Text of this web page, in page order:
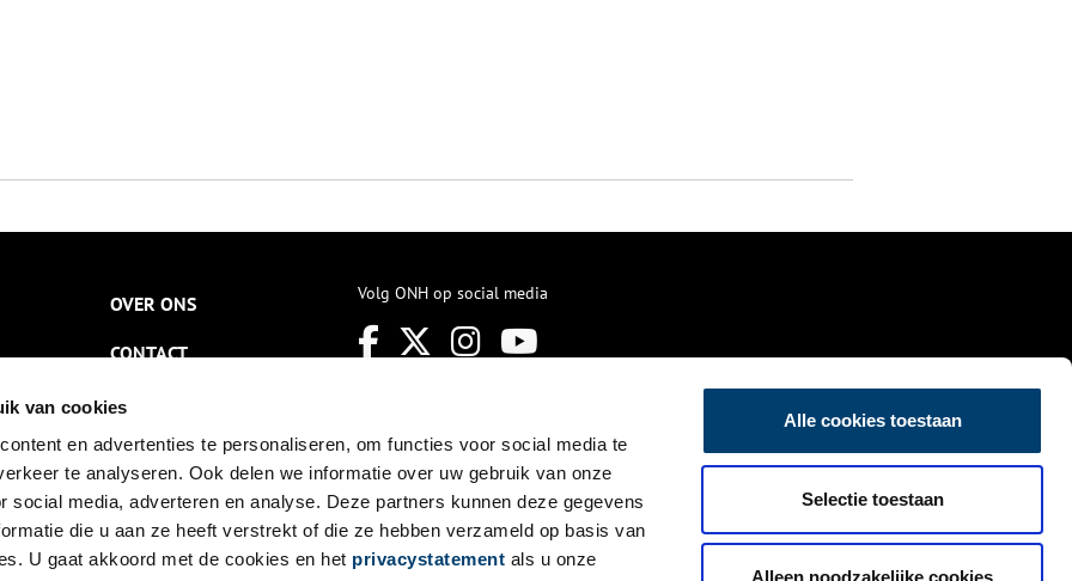
van cookies
en advertenties te personaliseren, om functies voor social media te
te analyseren. Ook delen we informatie over uw gebruik van onze
social media, adverteren en analyse. Deze partners kunnen deze gegevens
die u aan ze heeft verstrekt of die ze hebben verzameld op basis van
U gaat akkoord met de cookies en het privacystatement als u onze
Alle cookies toestaan
Selectie toestaan
Alleen noodzakelijke cookies
OVER ONS
CONTACT
NIEUWSBRIEF
DISCLAIMER
PRIVACY
TOEGANKELIJKHEID
Volg ONH op social media